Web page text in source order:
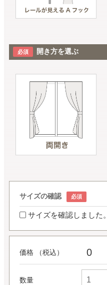
開き方を選ぶ
サイズの確認
サイズを確認しました。
価格 （税込） 0
数量